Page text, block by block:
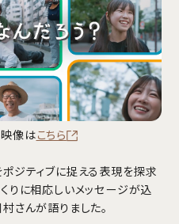
映像はこちら
ジティブに捉える表現を探求
りに相応しいメッセージが込
さんが語りました。